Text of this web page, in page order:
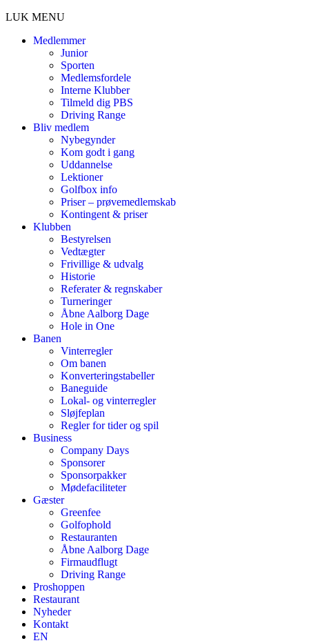
LUK MENU
Medlemmer
Junior
Sporten
Medlemsfordele
Interne Klubber
Tilmeld dig PBS
Driving Range
Bliv medlem
Nybegynder
Kom godt i gang
Uddannelse
Lektioner
Golfbox info
Priser – prøvemedlemskab
Kontingent & priser
Klubben
Bestyrelsen
Vedtægter
Frivillige & udvalg
Historie
Referater & regnskaber
Turneringer
Åbne Aalborg Dage
Hole in One
Banen
Vinterregler
Om banen
Konverteringstabeller
Baneguide
Lokal- og vinterregler
Sløjfeplan
Regler for tider og spil
Business
Company Days
Sponsorer
Sponsorpakker
Mødefaciliteter
Gæster
Greenfee
Golfophold
Restauranten
Åbne Aalborg Dage
Firmaudflugt
Driving Range
Proshoppen
Restaurant
Nyheder
Kontakt
EN